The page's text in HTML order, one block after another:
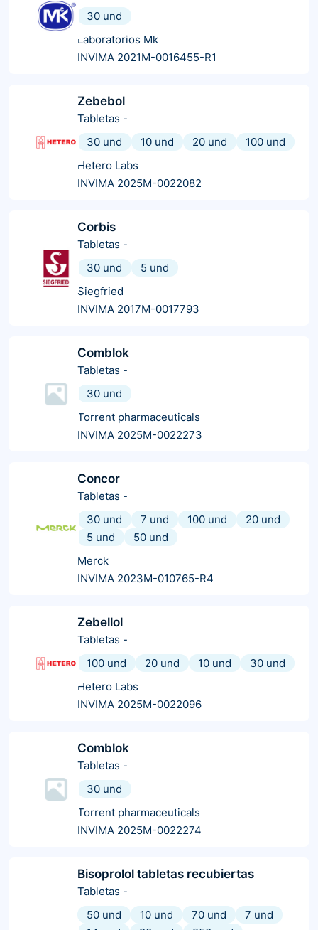
30 und
Laboratorios Mk
INVIMA 2021M-0016455-R1
Zebebol
Tabletas -
30 und
10 und 20 und
100 und
Hetero Labs
INVIMA 2025M-0022082
Corbis
Tabletas -
30 und
5 und
Siegfried
INVIMA 2017M-0017793
Comblok
Tabletas -
30 und
Torrent pharmaceuticals
INVIMA 2025M-0022273
Concor
Tabletas -
30 und
7 und 100 und
20 und
5 und
50 und
Merck
INVIMA 2023M-010765-R4
Zebellol
Tabletas -
100 und
20 und 10 und
30 und
Hetero Labs
INVIMA 2025M-0022096
Comblok
Tabletas -
30 und
Torrent pharmaceuticals
INVIMA 2025M-0022274
Bisoprolol tabletas recubiertas
Tabletas -
50 und
10 und 70 und
7 und